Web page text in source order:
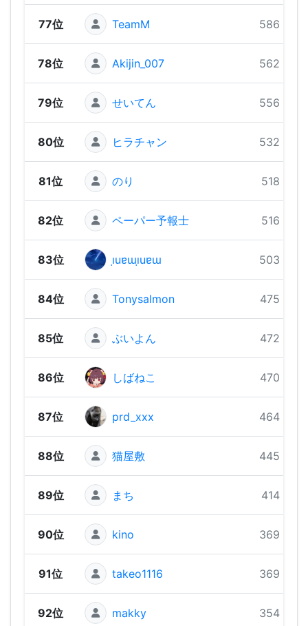
77位 TeamM 586 pts
78位 Akijin_007 562 pts
79位 せいてん 556 pts
80位 ヒラチャン 532 pts
81位 のり 518 pts
82位 ペーパー予報士 516 pts
83位 ı̣uɐɯı̣uɐɯ 503 pts
84位 Tonysalmon 475 pts
85位 ぶいよん 472 pts
86位 しばねこ 470 pts
87位 prd_xxx 464 pts
88位 猫屋敷 445 pts
89位 まち 414 pts
90位 kino 369 pts
91位 takeo1116 369 pts
92位 makky 354 pts